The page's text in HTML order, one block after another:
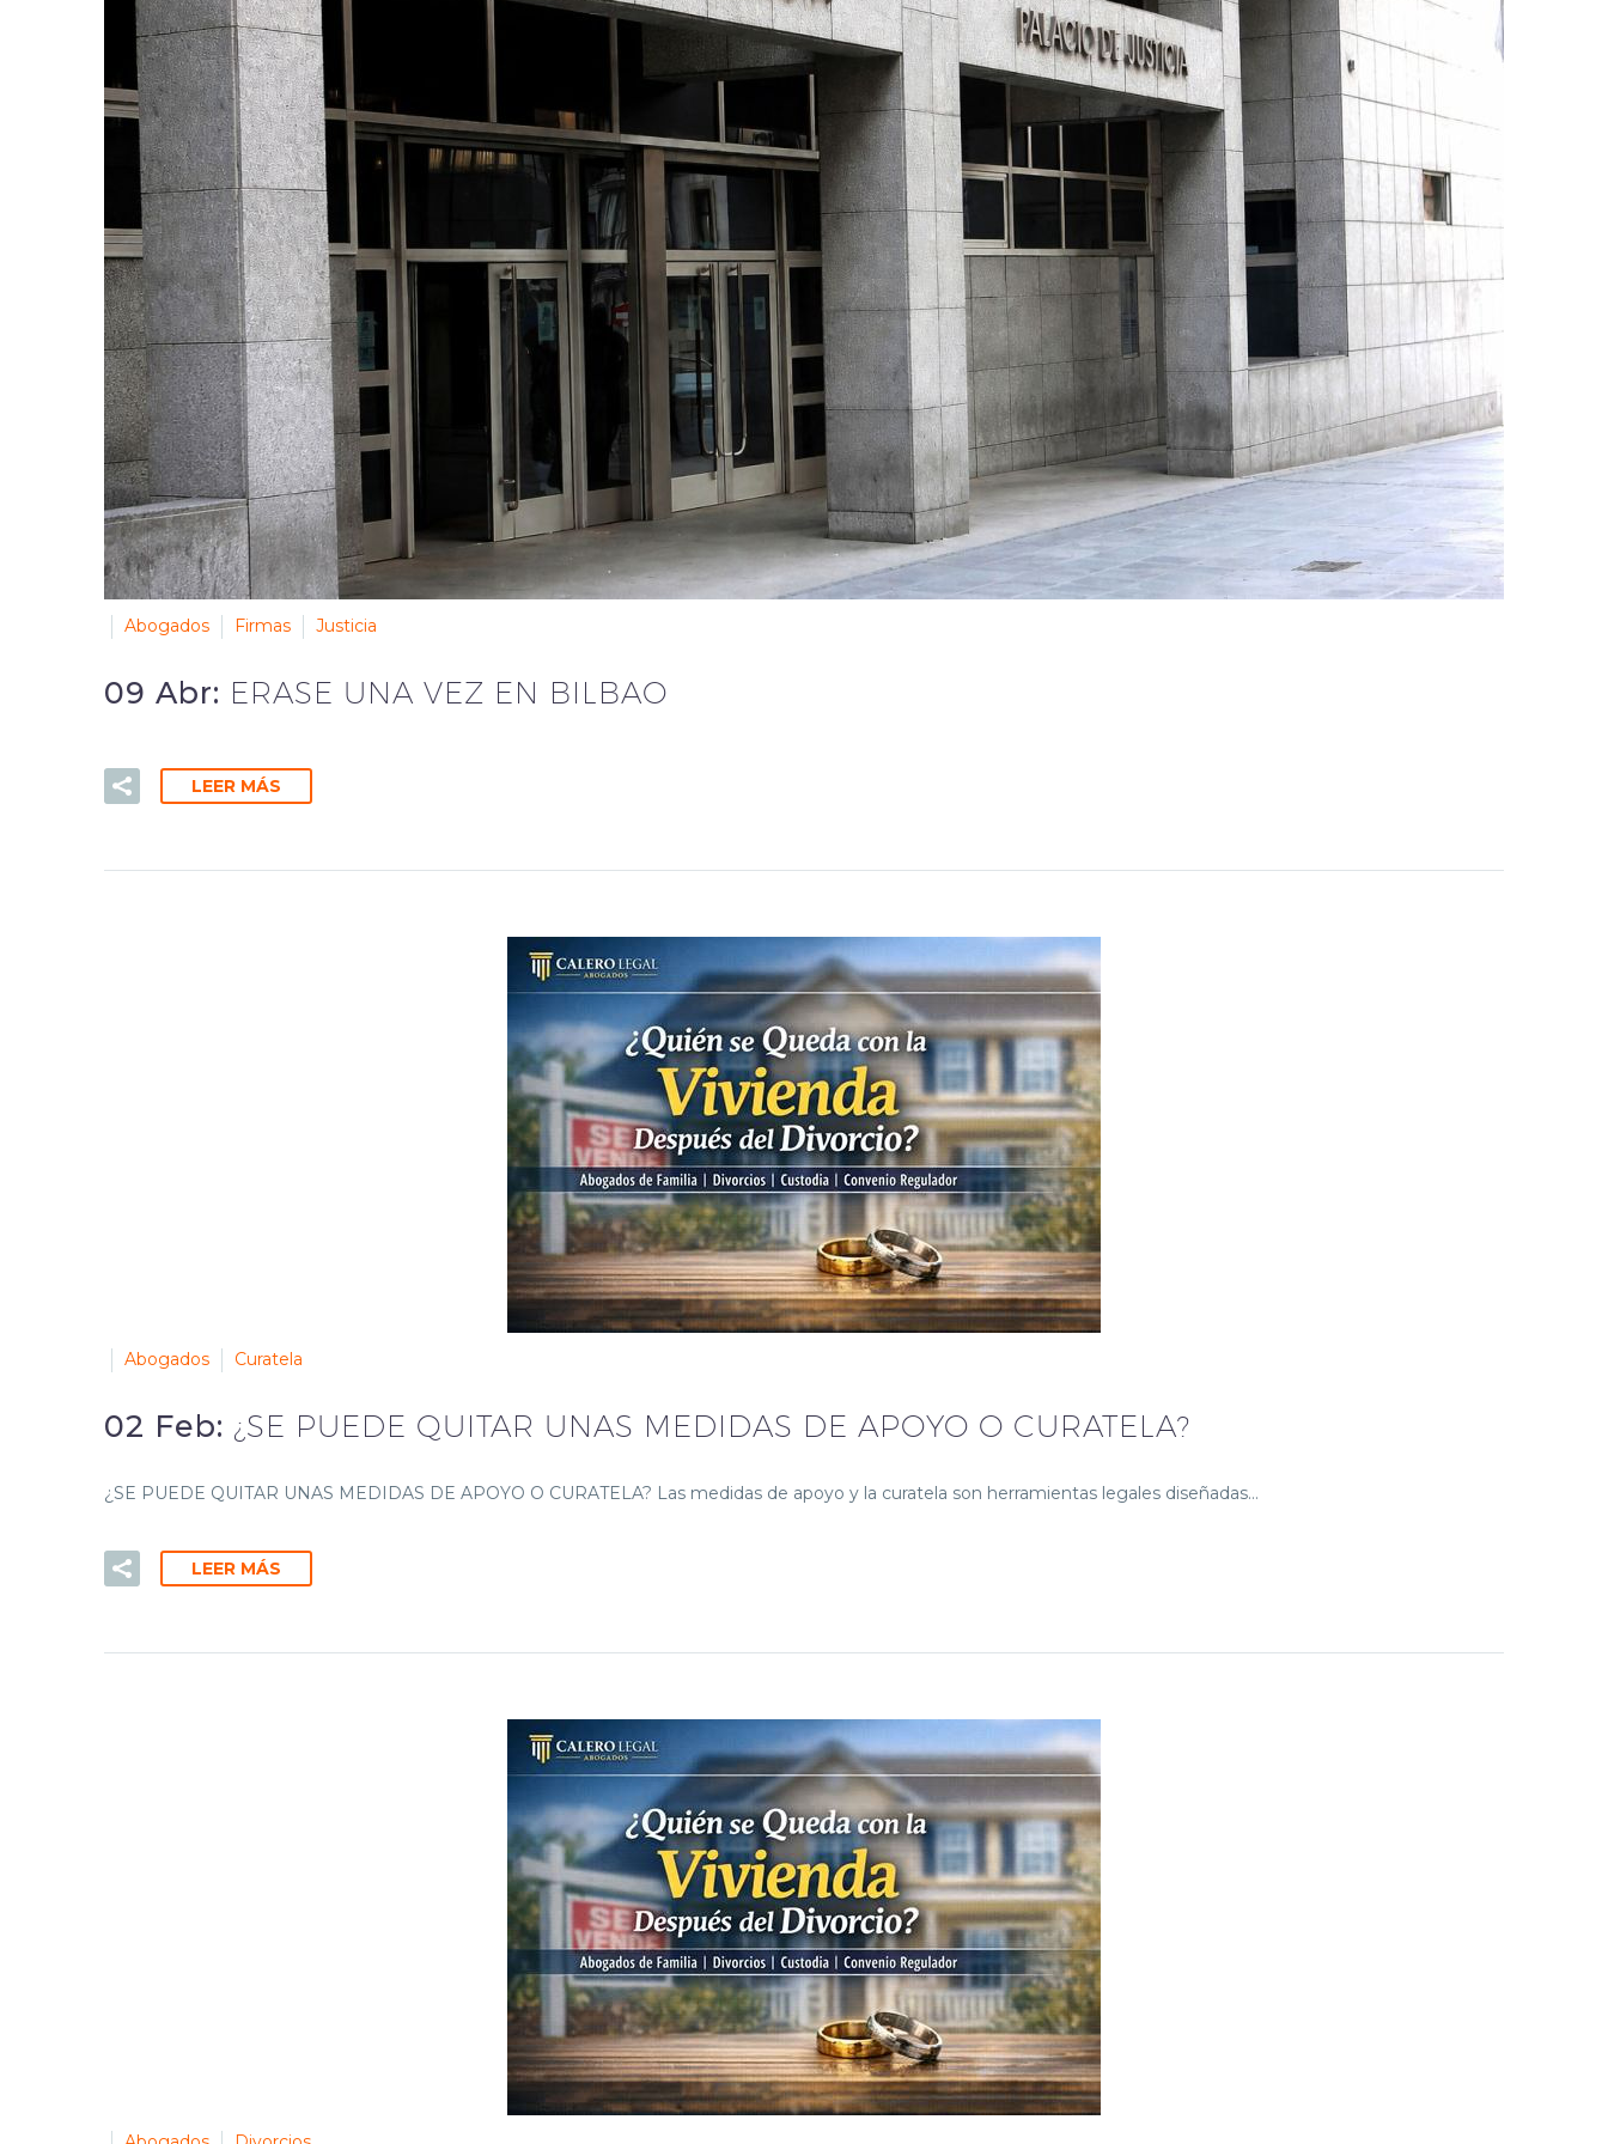
Abogados Firmas Justicia
09 Abr: ERASE UNA VEZ EN BILBAO
LEER MÁS
Abogados Curatela
02 Feb: ¿SE PUEDE QUITAR UNAS MEDIDAS DE APOYO O CURATELA?
¿SE PUEDE QUITAR UNAS MEDIDAS DE APOYO O CURATELA? Las medidas de apoyo y la curatela son herramientas legales diseñadas…
LEER MÁS